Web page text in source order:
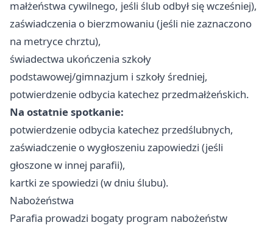
małżeństwa cywilnego, jeśli ślub odbył się wcześniej),
zaświadczenia o bierzmowaniu (jeśli nie zaznaczono
na metryce chrztu),
świadectwa ukończenia szkoły
podstawowej/gimnazjum i szkoły średniej,
potwierdzenie odbycia katechez przedmałżeńskich.
Na ostatnie spotkanie:
potwierdzenie odbycia katechez przedślubnych,
zaświadczenie o wygłoszeniu zapowiedzi (jeśli
głoszone w innej parafii),
kartki ze spowiedzi (w dniu ślubu).
Nabożeństwa
Parafia prowadzi bogaty program nabożeństw